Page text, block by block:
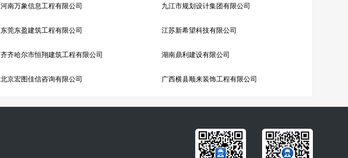
河南万象信息工程有限公司 九江市规划设计集团有限公司
东莞东盈建筑工程有限公司 江苏新希望科技有限公司
齐齐哈尔市恒翔建筑工程有限公司 湖南鼎利建设有限公司
北京宏图佳信咨询有限公司 广西横县顺来装饰工程有限公司